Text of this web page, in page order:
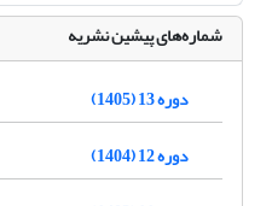
شماره‌های پیشین نشریه
دوره 13 (1405)
دوره 12 (1404)